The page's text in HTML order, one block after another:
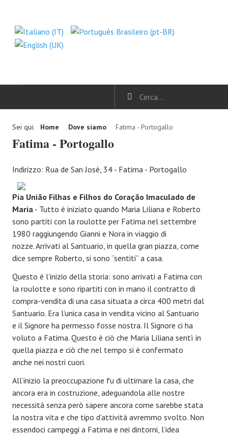
NOTIZIE
Meditazioni
Commenti al Vangelo
CHI SIAMO
Storia
La vita carismatica
«PROPTER GLORIAM PATRIS»
«DIO-COMUNIONE» - «DIO-TRINITÀ»
La consacrazione
L'unità
L'evangelizzazione: missione di testimonianza
I tre poveri
La spiritualità
Il sacerdozio d'amore
Sei qui: Home Dove siamo Fatima - Portogallo
Fatima - Portogallo
Indirizzo: Rua de San Josè, 34 - Fatima - Portogallo
Pia União Filhas e Filhos do Coração Imaculado de
Maria - Tutto è iniziato quando Maria Liliana e Roberto
sono partiti con la roulotte per Fatima nel settembre
1980 raggiungendo Gianni e Nora in viaggio di
nozze. Arrivati al Santuario, in quella gran piazza, come
dice sempre Roberto, si sono “sentiti” a casa.
Questo è l’inizio della storia: sono arrivati a Fatima con
la roulotte e sono ripartiti con in mano il contratto di
compra-vendita di una casa situata a circa 400 metri dal
Santuario. Era l’unica casa in vendita vicino al Santuario
e il Signore ha permesso fosse nostra. Il Signore ci ha
voluto a Fatima. Questo è ciò che Maria Liliana sentì in
quella piazza e ciò che nel tempo si è confermato
anche nei nostri cuori.
All’inizio la preoccupazione fu di ultimare la casa, che
ancora era in costruzione, adeguandola alle nostre
necessità senza però sapere ancora come sarebbe stata
la nostra vita e che tipo d’attività avremmo svolto. Non
essendoci campeggi a Fatima e nei dintorni, l’idea